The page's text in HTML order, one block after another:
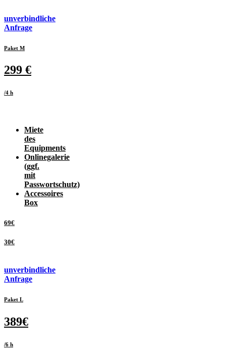
unverbindliche
Anfrage
Paket M
299 €
/4 h
Miete
des
Equipments
Onlinegalerie
(ggf.
mit
Passwortschutz)
Accessoires
Box
69€
30€
unverbindliche
Anfrage
Paket L
389€
/6 h